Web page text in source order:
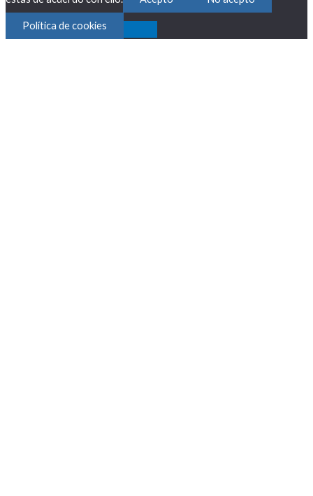
Política de cookies